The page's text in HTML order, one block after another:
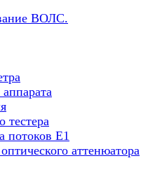
ВОЛС.
тестера
потоков Е1
аттенюатора